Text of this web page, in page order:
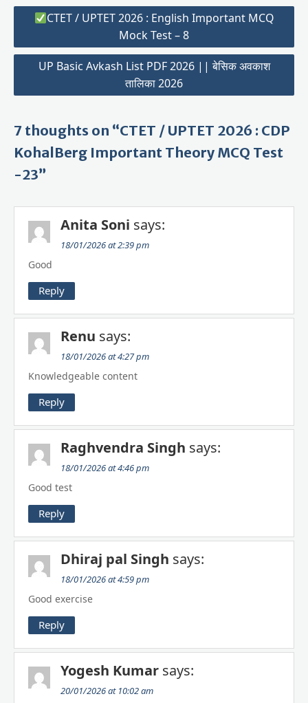
Post CTET / UPTET 2026 : English Important MCQ
Mock Test – 8
UP Basic Avkash List PDF 2026 || बेसिक अवकाश
तालिका 2026
7 thoughts on “CTET / UPTET 2026 : CDP
KohalBerg Important Theory MCQ Test
-23”
Anita Soni says:
18/01/2026 at 2:39 pm
Good
Reply
Renu says:
18/01/2026 at 4:27 pm
Knowledgeable content
Reply
Raghvendra Singh says:
18/01/2026 at 4:46 pm
Good test
Reply
Dhiraj pal Singh says:
18/01/2026 at 4:59 pm
Good exercise
Reply
Yogesh Kumar says:
20/01/2026 at 10:02 am